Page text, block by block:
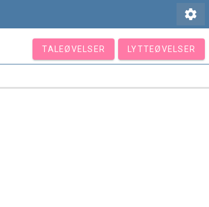
settings
TALEØVELSER LYTTEØVELSER